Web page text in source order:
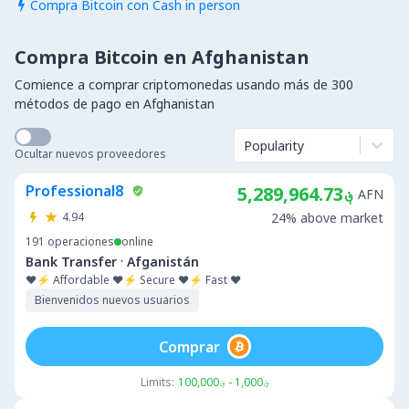
 Compra Bitcoin con Cash in person
Compra Bitcoin en Afghanistan
Comience a comprar criptomonedas usando más de 300
métodos de pago en Afghanistan
Ocultar nuevos proveedores Popularity
Professional8
4.94
191 operaciones online
Bank Transfer · Afganistán
❤️⚡ Affordable ❤️⚡ Secure ❤️⚡ Fast ❤️
Bienvenidos nuevos usuarios
؋5,289,964.73 AFN
24% above market
Limits: ؋1,000 - ؋100,000
Comprar